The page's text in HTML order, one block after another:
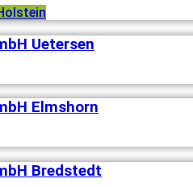
Uetersen
Elmshorn
Bredstedt